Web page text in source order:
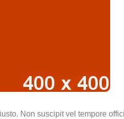
Non suscipit vel tempore